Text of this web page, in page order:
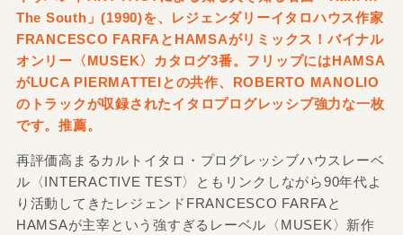
The South」(1990)を、レジェンダリーイタロハウス作家
FRANCESCO FARFAとHAMSAがリミックス！バイナル
オンリー〈MUSEK〉カタログ3番。フリップにはHAMSA
がLUCA PIERMATTEIとの共作、ROBERTO MANOLIO
のトラックが収録されたイタロプログレッシブ強力な一枚
です。推薦。
再評価高まるカルトイタロ・プログレッシブハウスレーベ
ル〈INTERACTIVE TEST〉ともリンクしながら90年代よ
り活動してきたレジェンドFRANCESCO FARFAと
HAMSAが主宰という強すぎるレーベル〈MUSEK〉新作